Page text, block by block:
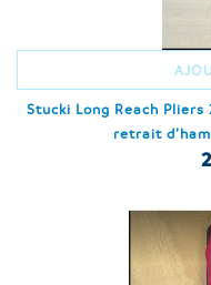
Stucki Long Reach
retrait